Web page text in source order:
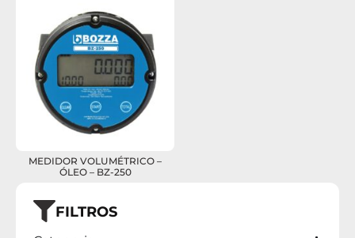
FILTROS
MEDIDOR VOLUMÉTRICO –
ÓLEO – BZ-250